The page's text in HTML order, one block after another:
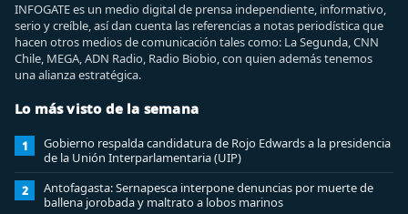
INFOGATE es un medio digital de prensa independiente, informativo,
serio y creíble, así dan cuenta las referencias a notas periodística que
hacen otros medios de comunicación tales como: La Segunda, CNN
Chile, MEGA, ADN Radio, Radio Biobio, con quien además tenemos
una alianza estratégica.
Lo más visto de la semana
1
Gobierno respalda candidatura de Rojo Edwards a la presidencia
de la Unión Interparlamentaria (UIP)
2
Antofagasta: Sernapesca interpone denuncias por muerte de
ballena jorobada y maltrato a lobos marinos